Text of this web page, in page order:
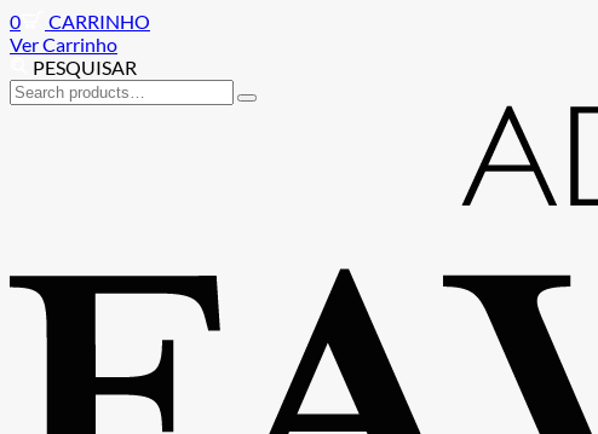
0
CARRINHO
Ver Carrinho
PESQUISAR
Search
for: